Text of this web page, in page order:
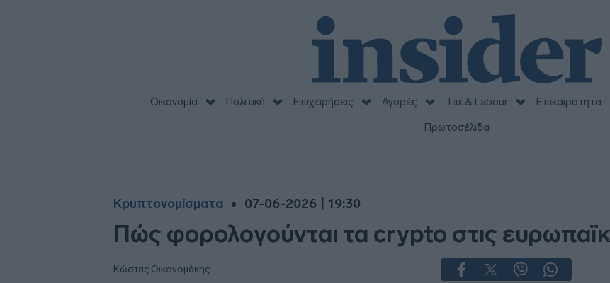
Οικονομία Πολιτική Επιχειρήσεις Αγορές Tax & Labour Επικαιρότητα
Πρωτοσέλιδα
Κρυπτονομίσματα 07-06-2026 | 19:30
Πώς φορολογούνται τα crypto στις
Κώστας Οικονομάκης